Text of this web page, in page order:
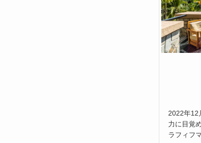
2022年12
力に目覚
ラフィフ